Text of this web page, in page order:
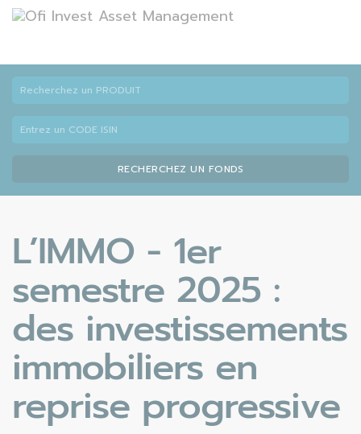
RECHERCHEZ UN FONDS
L’IMMO - 1er
semestre 2025 :
des investissements
immobiliers en
reprise progressive